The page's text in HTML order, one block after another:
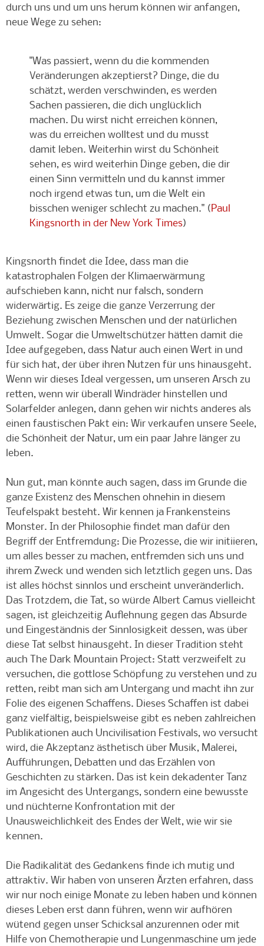
durch uns und um uns herum können wir anfangen,
neue Wege zu sehen:
"Was passiert, wenn du die kommenden
Veränderungen akzeptierst? Dinge, die du
schätzt, werden verschwinden, es werden
Sachen passieren, die dich unglücklich
machen. Du wirst nicht erreichen können,
was du erreichen wolltest und du musst
damit leben. Weiterhin wirst du Schönheit
sehen, es wird weiterhin Dinge geben, die dir
einen Sinn vermitteln und du kannst immer
noch irgend etwas tun, um die Welt ein
bisschen weniger schlecht zu machen." (Paul
Kingsnorth in der New York Times)
Kingsnorth findet die Idee, dass man die
katastrophalen Folgen der Klimaerwärmung
aufschieben kann, nicht nur falsch, sondern
widerwärtig. Es zeige die ganze Verzerrung der
Beziehung zwischen Menschen und der natürlichen
Umwelt. Sogar die Umweltschützer hätten damit die
Idee aufgegeben, dass Natur auch einen Wert in und
für sich hat, der über ihren Nutzen für uns hinausgeht.
Wenn wir dieses Ideal vergessen, um unseren Arsch zu
retten, wenn wir überall Windräder hinstellen und
Solarfelder anlegen, dann gehen wir nichts anderes als
einen faustischen Pakt ein: Wir verkaufen unsere Seele,
die Schönheit der Natur, um ein paar Jahre länger zu
leben.
Nun gut, man könnte auch sagen, dass im Grunde die
ganze Existenz des Menschen ohnehin in diesem
Teufelspakt besteht. Wir kennen ja Frankensteins
Monster. In der Philosophie findet man dafür den
Begriff der Entfremdung: Die Prozesse, die wir initiieren,
um alles besser zu machen, entfremden sich uns und
ihrem Zweck und wenden sich letztlich gegen uns. Das
ist alles höchst sinnlos und erscheint unveränderlich.
Das Trotzdem, die Tat, so würde Albert Camus vielleicht
sagen, ist gleichzeitig Auflehnung gegen das Absurde
und Eingeständnis der Sinnlosigkeit dessen, was über
diese Tat selbst hinausgeht. In dieser Tradition steht
auch The Dark Mountain Project: Statt verzweifelt zu
versuchen, die gottlose Schöpfung zu verstehen und zu
retten, reibt man sich am Untergang und macht ihn zur
Folie des eigenen Schaffens. Dieses Schaffen ist dabei
ganz vielfältig, beispielsweise gibt es neben zahlreichen
Publikationen auch Uncivilisation Festivals, wo versucht
wird, die Akzeptanz ästhetisch über Musik, Malerei,
Aufführungen, Debatten und das Erzählen von
Geschichten zu stärken. Das ist kein dekadenter Tanz
im Angesicht des Untergangs, sondern eine bewusste
und nüchterne Konfrontation mit der
Unausweichlichkeit des Endes der Welt, wie wir sie
kennen.
Die Radikalität des Gedankens finde ich mutig und
attraktiv. Wir haben von unseren Ärzten erfahren, dass
wir nur noch einige Monate zu leben haben und können
dieses Leben erst dann führen, wenn wir aufhören
wütend gegen unser Schicksal anzurennen oder mit
Hilfe von Chemotherapie und Lungenmaschine um jede